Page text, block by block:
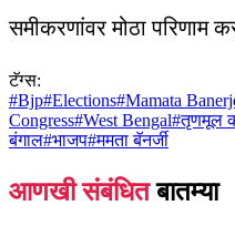
समीकरणांवर मोठा परिणाम
टॅग्स:
#Bjp#Elections#Mamata
Congress#West Bengal#तृणमूल
बंगाल#भाजप#ममता बॅनर्जी
आणखी संबंधित बातम्या